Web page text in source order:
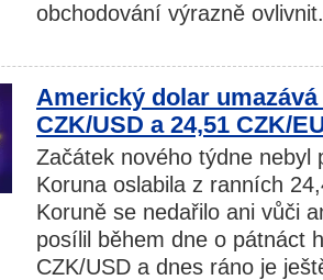
obchodování výrazně
Americký dolar
CZK/USD a 24,51 CZK/
Začátek nového týdne nebyl
Koruna oslabila z ranních
Koruně se nedařilo ani vůči
posílil během dne o pátnáct
CZK/USD a dnes ráno je